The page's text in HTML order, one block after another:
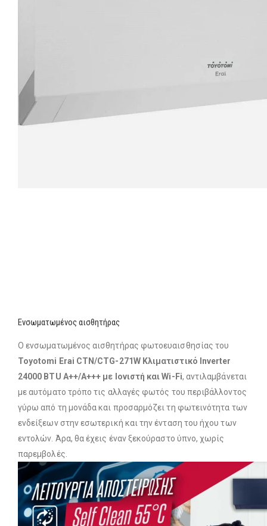
Ενσωματωμένος αισθητήρας
Ο ενσωματωμένος αισθητήρας φωτοευαισθησίας του
Toyotomi Erai CTN/CTG-271W Κλιματιστικό Inverter
24000 BTU A++/A+++ με Ιονιστή και Wi-Fi, αντιλαμβάνεται
με αυτόματο τρόπο τις αλλαγές φωτός του περιβάλλοντος
γύρω από τη μονάδα και προσαρμόζει τη φωτεινότητα των
ενδείξεων στην εσωτερική και την ένταση του ήχου των
εντολών. Άρα, θα έχεις έναν ξεκούραστο ύπνο, χωρίς
παρεμβολές.